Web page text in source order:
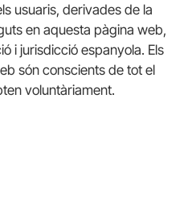
usuaris, derivades de la
en aquesta pàgina web,
i jurisdicció espanyola. Els
són conscients de tot el
voluntàriament.